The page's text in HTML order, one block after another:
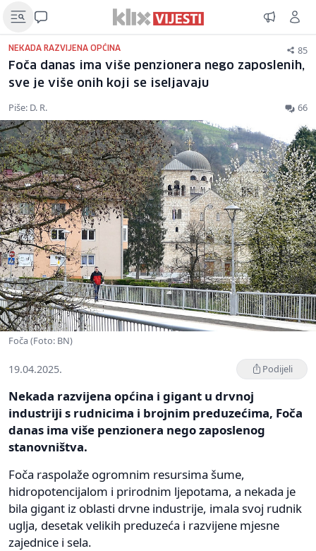
NEKADA RAZVIJENA OPĆINA 85
Foča danas ima više penzionera nego zaposlenih,
sve je više onih koji se iseljavaju
Piše: D. R. 66
Foča (Foto: BN)
19.04.2025. Podijeli
Nekada razvijena općina i gigant u drvnoj
industriji s rudnicima i brojnim preduzećima, Foča
danas ima više penzionera nego zaposlenog
stanovništva.
Foča raspolaže ogromnim resursima šume,
hidropotencijalom i prirodnim ljepotama, a nekada je
bila gigant iz oblasti drvne industrije, imala svoj rudnik
uglja, desetak velikih preduzeća i razvijene mjesne
zajednice i sela.